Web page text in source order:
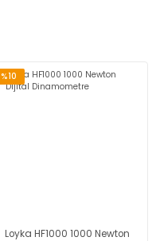
%10
Loyka HF1000 1000 Newton